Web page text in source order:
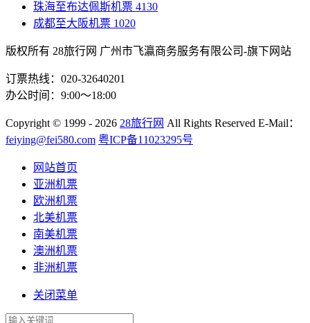
珠海至布达佩斯机票 4130
成都至大阪机票 1020
版权所有 28旅行网 广州市飞瀛商务服务有限公司-旗下网站
订票热线：020-32640201
办公时间：9:00～18:00
Copyright © 1999 - 2026 28旅行网 All Rights Reserved E-Mail：
feiying@fei580.com 粤ICP备11023295号
网站首页
亚洲机票
欧洲机票
北美机票
南美机票
澳洲机票
非洲机票
关闭菜单